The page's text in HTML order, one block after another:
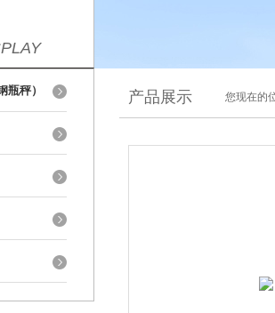
瓶秤） 产品展示 您现在的